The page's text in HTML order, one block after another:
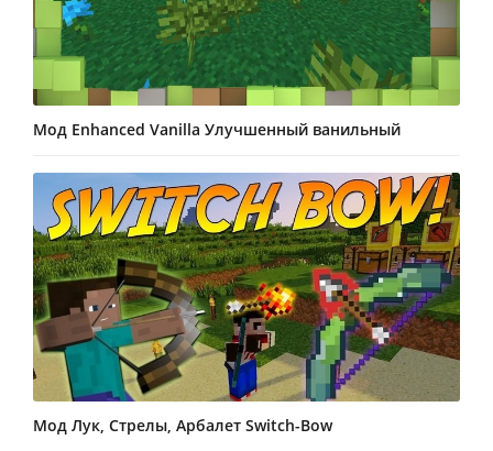
Мод Enhanced Vanilla Улучшенный ванильный
Мод Лук, Стрелы, Арбалет Switch-Bow